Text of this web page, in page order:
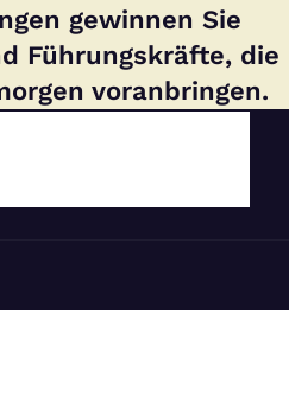
gewinnen Sie
Führungskräfte, die
voranbringen.